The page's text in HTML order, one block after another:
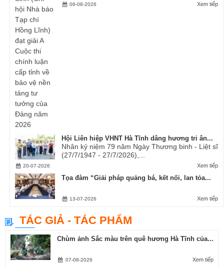
Xem tiếp
06-08-2026
Hội Liên hiệp VHNT Hà Tĩnh dâng hương tri ân...
Nhân kỷ niệm 79 năm Ngày Thương binh - Liệt sĩ
(27/7/1947 - 27/7/2026),...
Xem tiếp
20-07-2026
Tọa đàm “Giải pháp quảng bá, kết nối, lan tỏa...
Xem tiếp
13-07-2026
TÁC GIẢ - TÁC PHẨM
Chùm ảnh Sắc màu trên quê hương Hà Tĩnh của...
Xem tiếp
07-08-2026